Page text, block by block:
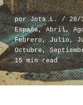
porJota L.
28/
España,Abril,
Febrero,Julio,
Octubre,
15 min read